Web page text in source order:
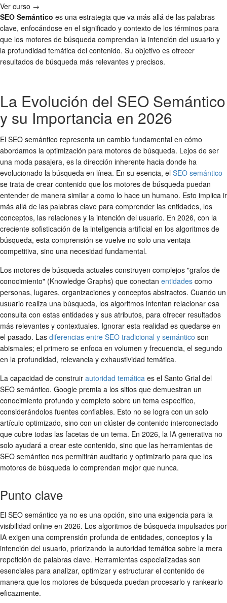
Ver curso →
SEO Semántico es una estrategia que va más allá de las palabras
clave, enfocándose en el significado y contexto de los términos para
que los motores de búsqueda comprendan la intención del usuario y
la profundidad temática del contenido. Su objetivo es ofrecer
resultados de búsqueda más relevantes y precisos.
La Evolución del SEO Semántico
y su Importancia en 2026
El SEO semántico representa un cambio fundamental en cómo
abordamos la optimización para motores de búsqueda. Lejos de ser
una moda pasajera, es la dirección inherente hacia donde ha
evolucionado la búsqueda en línea. En su esencia, el SEO semántico
se trata de crear contenido que los motores de búsqueda puedan
entender de manera similar a como lo hace un humano. Esto implica ir
más allá de las palabras clave para comprender las entidades, los
conceptos, las relaciones y la intención del usuario. En 2026, con la
creciente sofisticación de la inteligencia artificial en los algoritmos de
búsqueda, esta comprensión se vuelve no solo una ventaja
competitiva, sino una necesidad fundamental.
Los motores de búsqueda actuales construyen complejos "grafos de
conocimiento" (Knowledge Graphs) que conectan entidades como
personas, lugares, organizaciones y conceptos abstractos. Cuando un
usuario realiza una búsqueda, los algoritmos intentan relacionar esa
consulta con estas entidades y sus atributos, para ofrecer resultados
más relevantes y contextuales. Ignorar esta realidad es quedarse en
el pasado. Las diferencias entre SEO tradicional y semántico son
abismales; el primero se enfoca en volumen y frecuencia, el segundo
en la profundidad, relevancia y exhaustividad temática.
La capacidad de construir autoridad temática es el Santo Grial del
SEO semántico. Google premia a los sitios que demuestran un
conocimiento profundo y completo sobre un tema específico,
considerándolos fuentes confiables. Esto no se logra con un solo
artículo optimizado, sino con un clúster de contenido interconectado
que cubre todas las facetas de un tema. En 2026, la IA generativa no
solo ayudará a crear este contenido, sino que las herramientas de
SEO semántico nos permitirán auditarlo y optimizarlo para que los
motores de búsqueda lo comprendan mejor que nunca.
Punto clave
El SEO semántico ya no es una opción, sino una exigencia para la
visibilidad online en 2026. Los algoritmos de búsqueda impulsados por
IA exigen una comprensión profunda de entidades, conceptos y la
intención del usuario, priorizando la autoridad temática sobre la mera
repetición de palabras clave. Herramientas especializadas son
esenciales para analizar, optimizar y estructurar el contenido de
manera que los motores de búsqueda puedan procesarlo y rankearlo
eficazmente.